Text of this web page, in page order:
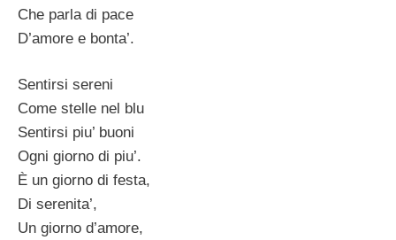
Che parla di pace
D’amore e bonta’.
Sentirsi sereni
Come stelle nel blu
Sentirsi piu’ buoni
Ogni giorno di piu’.
È un giorno di festa,
Di serenita’,
Un giorno d’amore,